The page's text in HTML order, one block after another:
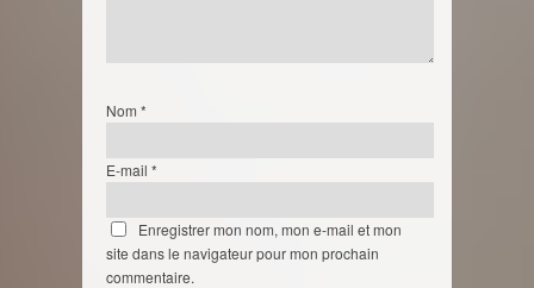
Nom *
E-mail *
Enregistrer mon nom, mon e-mail et mon
site dans le navigateur pour mon prochain
commentaire.